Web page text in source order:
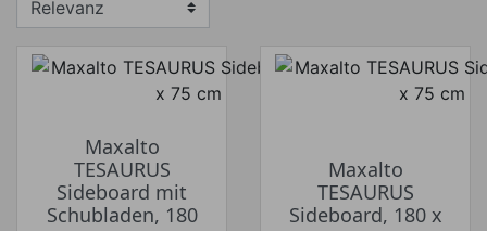
Maxalto
TESAURUS
Sideboard mit
Schubladen, 180
Maxalto
TESAURUS
Sideboard, 180 x